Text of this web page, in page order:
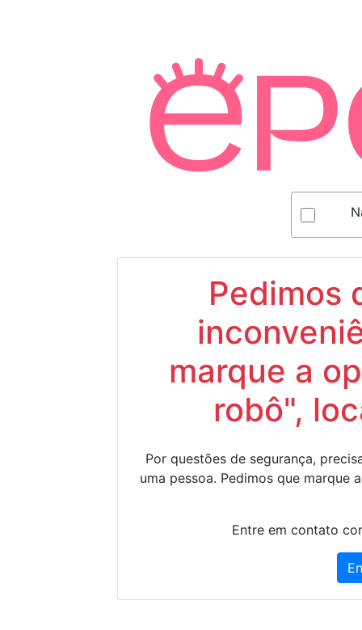
Pedimos
marque a
robô",
Por questões de segurança,
uma pessoa. Pedimos que marque
Entre em contato